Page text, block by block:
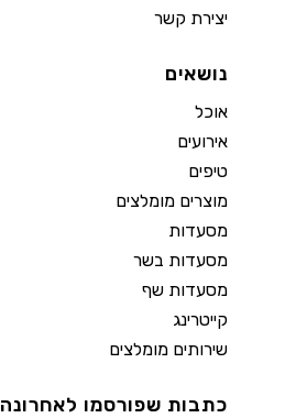
יצירת קשר
נושאים
אוכל
אירועים
טיפים
מוצרים מומלצים
מסעדות
מסעדות בשר
מסעדות שף
קייטרינג
שירותים מומלצים
כתבות שפורסמו לאחרונה